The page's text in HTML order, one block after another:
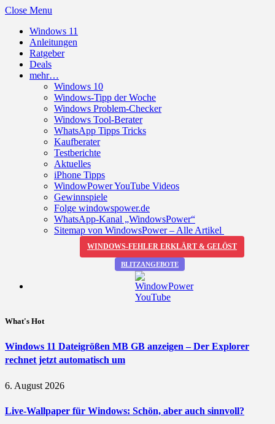
Close Menu
Windows 11
Anleitungen
Ratgeber
Deals
mehr…
Windows 10
Windows-Tipp der Woche
Windows Problem-Checker
Windows Tool-Berater
WhatsApp Tipps Tricks
Kaufberater
Testberichte
Aktuelles
iPhone Tipps
WindowPower YouTube Videos
Gewinnspiele
Folge windowspower.de
WhatsApp-Kanal „WindowsPower“
Sitemap von WindowsPower – Alle Artikel
WINDOWS-FEHLER ERKLÄRT & GELÖST
BLITZANGEBOTE
What's Hot
Windows 11 Dateigrößen MB GB anzeigen – Der Explorer
rechnet jetzt automatisch um
6. August 2026
Live-Wallpaper für Windows: Schön, aber auch sinnvoll?